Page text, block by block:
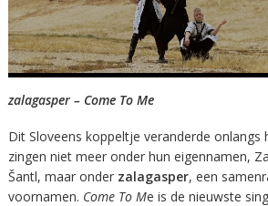
zalagasper – Come To Me
Dit Sloveens koppeltje veranderde onlangs
zingen niet meer onder hun eigennamen,
Šantl, maar onder zalagasper, een
voornamen. Come To Me is de nieuwste